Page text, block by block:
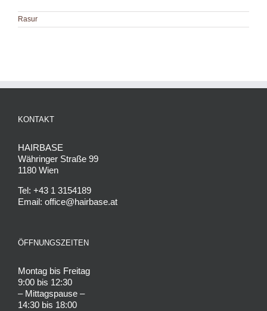
Rasur
KONTAKT
HAIRBASE
Währinger Straße 99
1180 Wien
Tel: +43 1 3154189
Email: office@hairbase.at
ÖFFNUNGSZEITEN
Montag bis Freitag
9:00 bis 12:30
– Mittagspause –
14:30 bis 18:00